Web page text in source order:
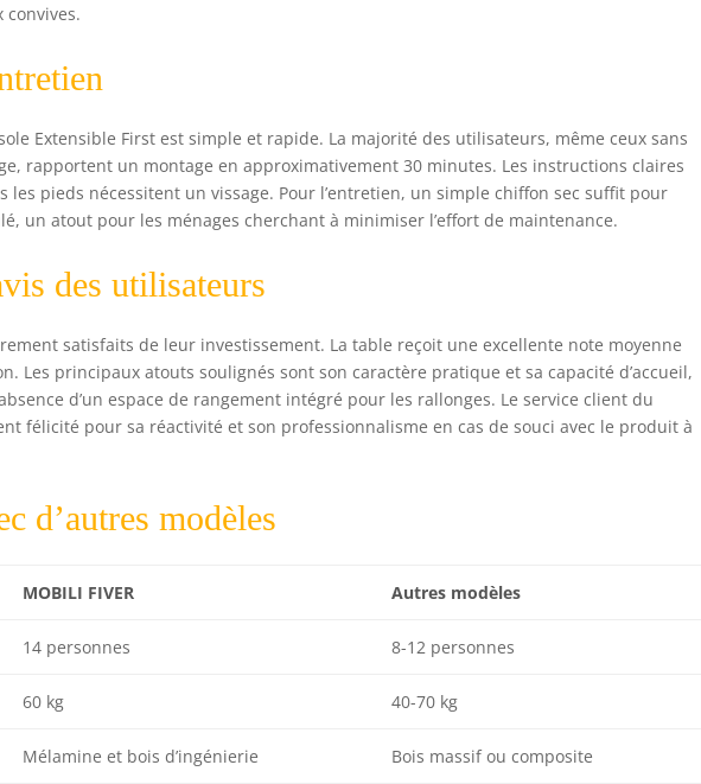
Extensible First est simple et rapide. La majorité des utilisateurs, même ceux sans
rapportent un montage en approximativement 30 minutes. Les instructions claires
les pieds nécessitent un vissage. Pour l’entretien, un simple chiffon sec suffit pour
un atout pour les ménages cherchant à minimiser l’effort de maintenance.
des utilisateurs
satisfaits de leur investissement. La table reçoit une excellente note moyenne
Les principaux atouts soulignés sont son caractère pratique et sa capacité d’accueil,
d’un espace de rangement intégré pour les rallonges. Le service client du
félicité pour sa réactivité et son professionnalisme en cas de souci avec le produit à
d’autres modèles
MOBILI FIVER Autres modèles
14 personnes 8-12 personnes
60 kg 40-70 kg
Mélamine et bois d’ingénierie Bois massif ou composite